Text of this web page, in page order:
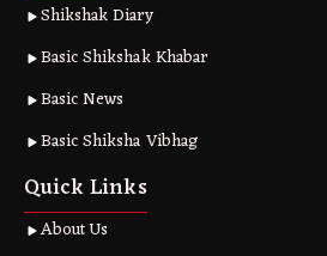
Shikshak Diary
Basic Shikshak Khabar
Basic News
Basic Shiksha Vibhag
Quick Links
About Us